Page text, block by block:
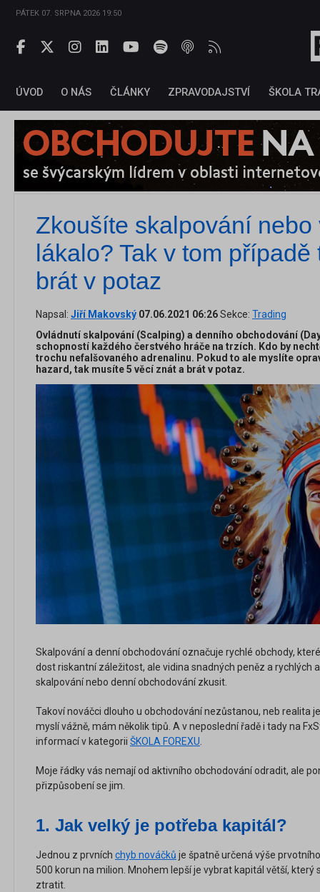
PÁTEK 07. SRPNA 2026 19:50
ÚVOD O NÁS ČLÁNKY ZPRAVODAJSTVÍ ŠKOLA
Zkoušíte skalpování nebo
lákalo? Tak v tom
brát v potaz
Napsal: Jiří Makovský 07.06.2021 06:26Sekce: Trading
Ovládnutí skalpování (Scalping) a denního obchodování
schopností každého čerstvého hráče na trzích. Kdo by
trochu nefalšovaného adrenalinu. Pokud to ale myslíte
hazard, tak musíte 5 věcí znát a brát v potaz.
Skalpování a denní obchodování označuje rychlé obchody,
dost riskantní záležitost, ale vidina snadných peněz a rychlých
skalpování nebo denní obchodování zkusit.
Takoví nováčci dlouho u obchodování nezůstanou, neb realita
myslí vážně, mám několik tipů. A v neposlední řadě i tady na
informací v kategorii ŠKOLA FOREXU
Moje řádky vás nemají od aktivního obchodování odradit, ale
přizpůsobení se jim.
1. Jak velký je potřeba kapitál?
Jednou z prvních chyb nováčků je špatně určená výše
500 korun na milion. Mnohem lepší je vybrat kapitál větší,
ztratit.